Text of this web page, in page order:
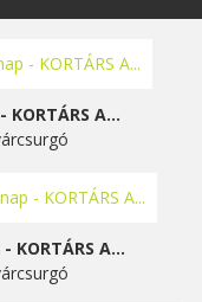
KORTÁRS A...
KORTÁRS A...